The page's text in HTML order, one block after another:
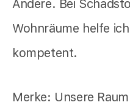
Andere. Bei
Wohnräume helfe
kompetent.
Merke: Unsere